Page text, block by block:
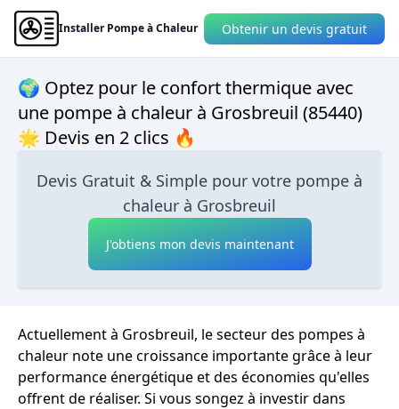
Installer Pompe à Chaleur Obtenir un devis gratuit
🌍 Optez pour le confort thermique avec
une pompe à chaleur à Grosbreuil (85440)
🌟 Devis en 2 clics 🔥
Devis Gratuit & Simple pour votre pompe à
chaleur à Grosbreuil
J'obtiens mon devis maintenant
Actuellement à Grosbreuil, le secteur des pompes à
chaleur note une croissance importante grâce à leur
performance énergétique et des économies qu'elles
offrent de réaliser. Si vous songez à investir dans